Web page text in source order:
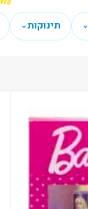
⌄ תינוקות⌄